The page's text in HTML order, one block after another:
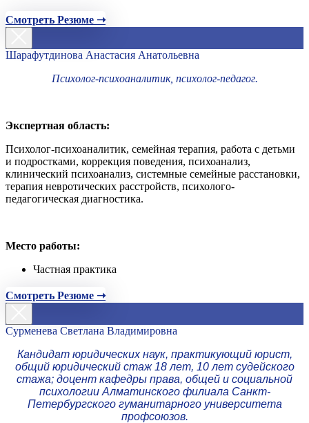
Смотреть Резюме ➝
Шарафутдинова Анастасия Анатольевна
Психолог-психоаналитик, психолог-педагог.
Экспертная область:
Психолог-психоаналитик, семейная терапия, работа с детьми
и подростками, коррекция поведения, психоанализ,
клинический психоанализ, системные семейные расстановки,
терапия невротических расстройств, психолого-
педагогическая диагностика.
Место работы:
Частная практика
Смотреть Резюме ➝
Сурменева Светлана Владимировна
Кандидат юридических наук, практикующий юрист,
общий юридический стаж 18 лет, 10 лет судейского
стажа; доцент кафедры права, общей и социальной
психологии Алматинского филиала Санкт-
Петербургского гуманитарного университета
профсоюзов.